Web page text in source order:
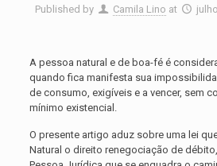
Published by Camila Lino at
A pessoa natural e de boa-fé é
quando fica manifesta sua
de consumo, exigíveis e a vencer, sem
mínimo existencial.
O presente artigo aduz sobre uma lei
Natural o direito renegociação de